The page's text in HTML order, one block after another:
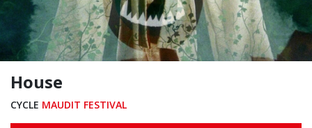
House
CYCLE MAUDIT FESTIVAL